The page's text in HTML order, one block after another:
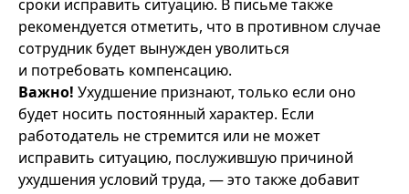
сроки исправить ситуацию. В письме также
рекомендуется отметить, что в противном случае
сотрудник будет вынужден уволиться
и потребовать компенсацию.
Важно! Ухудшение признают, только если оно
будет носить постоянный характер. Если
работодатель не стремится или не может
исправить ситуацию, послужившую причиной
ухудшения условий труда, — это также добавит